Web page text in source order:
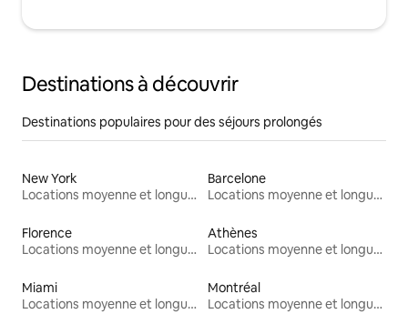
Destinations à découvrir
Destinations populaires pour des séjours prolongés
New York
Locations moyenne et longue durée
Barcelone
Locations moyenne et longue durée
Florence
Locations moyenne et longue durée
Athènes
Locations moyenne et longue durée
Miami
Locations moyenne et longue durée
Montréal
Locations moyenne et longue durée